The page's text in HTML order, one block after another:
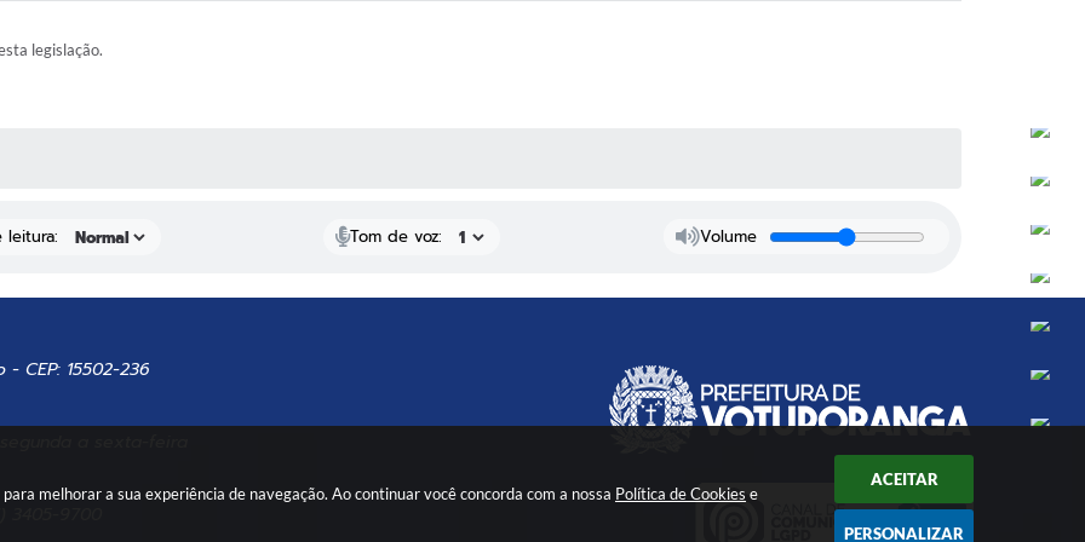
melhorar a sua experiência de navegação. Ao continuar você concorda com a nossa Política de Cookies e
ACEITAR
PERSONALIZAR
legislação.
Tom de voz: Volume
CEP: 15502-236